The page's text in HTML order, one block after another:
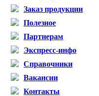
Заказ продукции
Полезное
Партнерам
Экспресс-инфо
Справочники
Вакансии
Контакты